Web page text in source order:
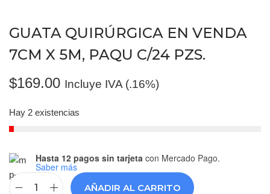
GUATA QUIRÚRGICA EN VENDA
7CM X 5M, PAQU C/24 PZS.
$169.00 Incluye IVA (.16%)
Hay 2 existencias
Hasta 12 pagos sin tarjetacon Mercado Pago.
Saber más
AÑADIR AL CARRITO